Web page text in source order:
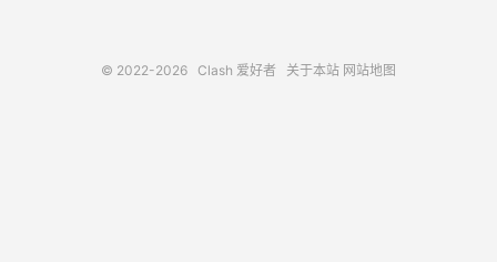
© 2022-2026 Clash 爱好者 关于本站 网站地图